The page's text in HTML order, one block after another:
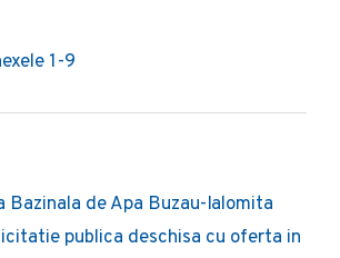
1-9
de Apa Buzau-Ialomita
publica deschisa cu oferta in